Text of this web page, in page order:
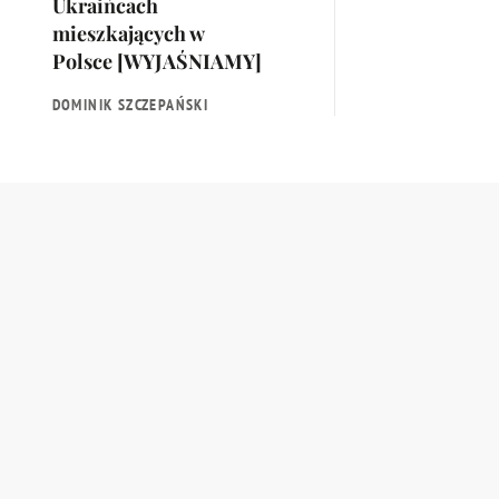
mieszkających w
Polsce [WYJAŚNIAMY]
DOMINIK SZCZEPAŃSKI